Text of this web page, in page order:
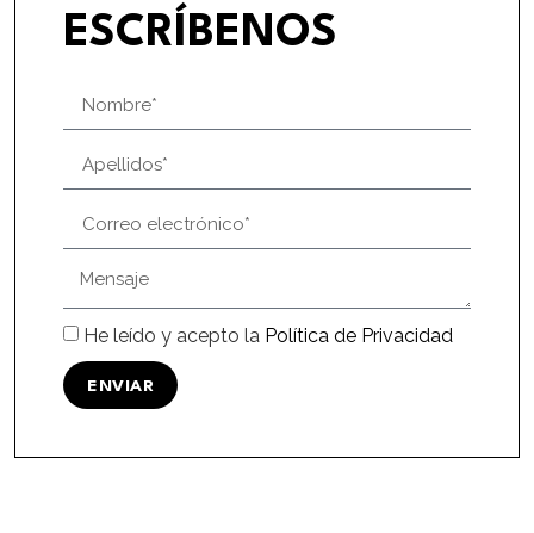
ESCRÍBENOS
He leído y acepto la Política de Privacidad
ENVIAR